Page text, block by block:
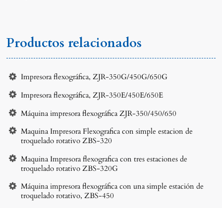
Productos relacionados
Impresora flexográfica, ZJR-350G/450G/650G
Impresora flexográfica, ZJR-350E/450E/650E
Máquina impresora flexográfica ZJR-350/450/650
Maquina Impresora Flexografica con simple estacion de
troquelado rotativo ZBS-320
Maquina Impresora flexografica con tres estaciones de
troquelado rotativo ZBS-320G
Máquina impresora flexográfica con una simple estación de
troquelado rotativo, ZBS-450